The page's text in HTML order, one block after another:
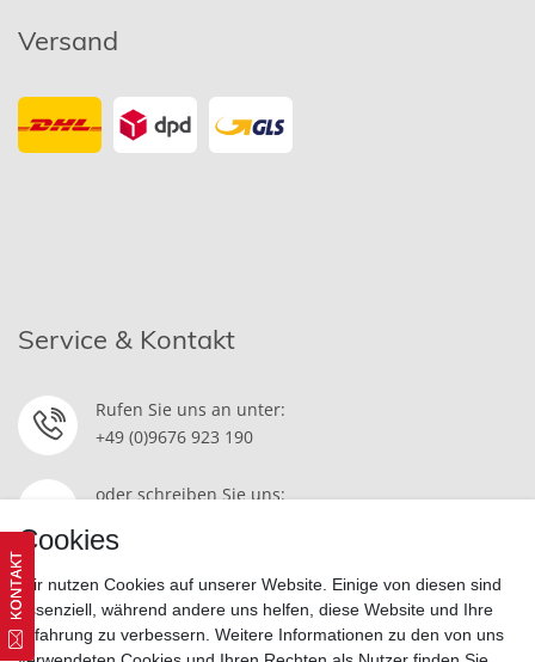
Versand
Service & Kontakt
Rufen Sie uns an unter:
+49 (0)9676 923 190
oder schreiben Sie uns:
Widerrufsrecht | Datenschutzerklärung | AGB | Impressum
Cookies
Wir nutzen Cookies auf unserer Website. Einige von diesen sind
essenziell, während andere uns helfen, diese Website und Ihre
Erfahrung zu verbessern. Weitere Informationen zu den von uns